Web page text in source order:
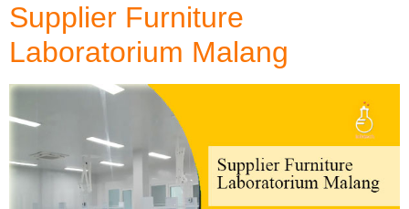
Supplier Furniture
Laboratorium Malang